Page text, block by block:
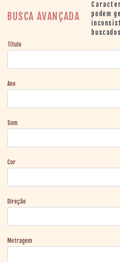
> ARQUIVO
> FILMOGRAFIAS DE
> DISCOGRAFIAS
LOCALIZAÇÃO
BUSCA AVANÇADA
podem
Título
Ano
Som
Cor
Direção
Metragem